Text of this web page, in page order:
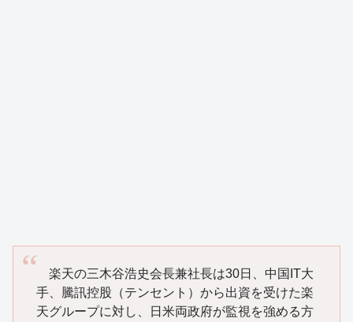
楽天の三木谷浩史会長兼社長は30日、中国IT大
手、騰訊控股（テンセント）から出資を受けた楽
天グループに対し、日米両政府が監視を強める方